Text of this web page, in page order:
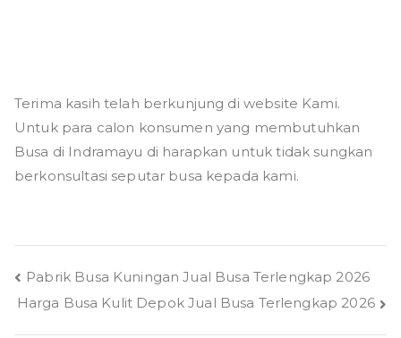
Terima kasih telah berkunjung di website Kami.
Untuk para calon konsumen yang membutuhkan
Busa di Indramayu di harapkan untuk tidak sungkan
berkonsultasi seputar busa kepada kami.
Navigasi
pos
Pabrik Busa Kuningan Jual Busa Terlengkap 2026
Harga Busa Kulit Depok Jual Busa Terlengkap 2026